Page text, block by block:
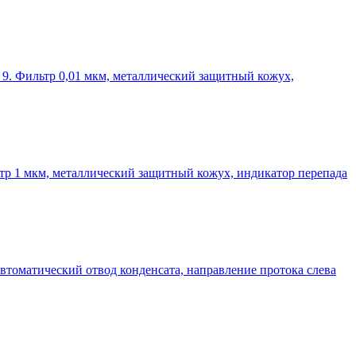
9. Фильтр 0,01 мкм, металлический защитный кожух,
1 мкм, металлический защитный кожух, индикатор перепада
отвод конденсата, направление протока слева